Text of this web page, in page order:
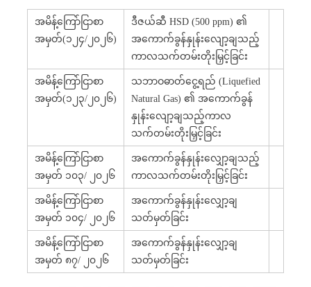
အမိန့်ကြော်ငြာစာ
အမှတ်(၁၂၄/၂၀၂၆)
ဒီဇယ်ဆီ HSD (500 ppm) ၏
အကောက်ခွန်နှုန်းလျော့ချသည့်
ကာလသက်တမ်းတိုးမြှင့်ခြင်း
အမိန့်ကြော်ငြာစာ
အမှတ်(၁၂၃/၂၀၂၆)
သဘာဝဓာတ်ငွေ့ရည် (Liquefied
Natural Gas) ၏ အကောက်ခွန်
နှုန်းလျော့ချသည့်ကာလ
သက်တမ်းတိုးမြှင့်ခြင်း
အမိန့်ကြော်ငြာစာ
အမှတ် ၁၀၃/ ၂၀၂၆
အကောက်ခွန်နှုန်းလျှော့ချသည့်
ကာလသက်တမ်းတိုးမြှင့်ခြင်း
အမိန့်ကြော်ငြာစာ
အမှတ် ၁၀၄/ ၂၀၂၆
အကောက်ခွန်နှုန်းလျှော့ချ
သတ်မှတ်ခြင်း
အမိန့်ကြော်ငြာစာ
အမှတ် ၈၇/ ၂၀၂၆
အကောက်ခွန်နှုန်းလျှော့ချ
သတ်မှတ်ခြင်း